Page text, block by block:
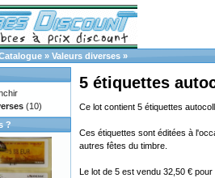
» Valeurs diverses »
5 étiquettes
Ce lot contient 5 étiquettes
Ces étiquettes sont éditées à
autres fêtes du timbre.
Le lot de 5 est vendu 32,50 €
(10)
?